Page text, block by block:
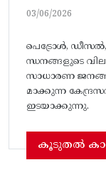
03/06/2026
പെട്രോള്‍,
ന്ധനങ്ങളുടെ വില
സാധാരണ
മാക്കുന്ന
ഇടയാക്കുന്നു.
കൂടുതൽ